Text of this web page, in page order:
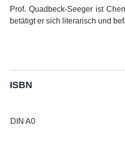
Prof. Quadbeck-Seeger ist
betätigt er sich literarisch und
ISBN
DIN A0